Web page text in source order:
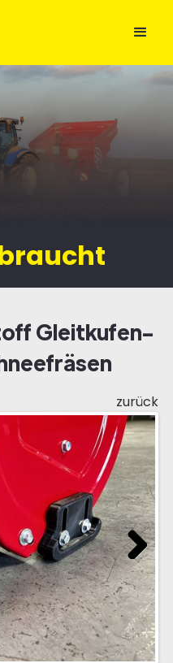
Gleitkufen-
zurück
Next